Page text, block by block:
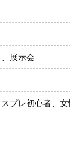
展示会
プレ初心者、